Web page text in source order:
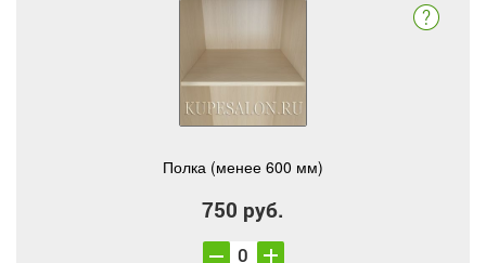
Полка (менее 600 мм)
750 руб.